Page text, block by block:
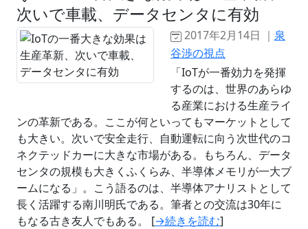
次いで車載、データセンタに有効
2017年2月14日 ｜ 泉
谷渉の視点
「IoTが一番効力を発揮
するのは、世界のあらゆ
る産業における生産ライ
ンの革新である。ここが何といってもマーケットとして
も大きい。次いで安全走行、自動運転に向う次世代のコ
ネクテッドカーに大きな市場がある。もちろん、データ
センタの規模も大きくふくらみ、半導体メモリが一大ブ
ームになる」。こう語るのは、半導体アナリストとして
長く活躍する南川明氏である。筆者との交流は30年に
もなる古き友人でもある。 [→続きを読む]